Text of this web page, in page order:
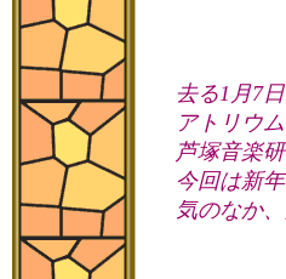
去る1月7
アトリウ
芦塚音楽
今回は新
気のなか